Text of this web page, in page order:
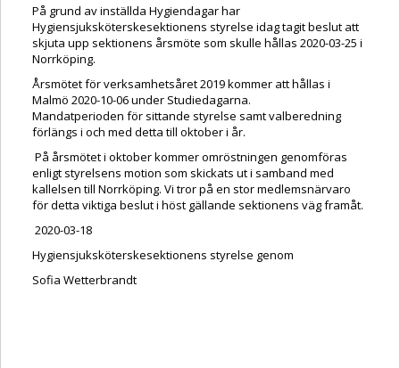
På grund av inställda Hygiendagar har
Hygiensjuksköterskesektionens styrelse idag tagit beslut att
skjuta upp sektionens årsmöte som skulle hållas 2020-03-25 i
Norrköping.
Årsmötet för verksamhetsåret 2019 kommer att hållas i
Malmö 2020-10-06 under Studiedagarna.
Mandatperioden för sittande styrelse samt valberedning
förlängs i och med detta till oktober i år.
På årsmötet i oktober kommer omröstningen genomföras
enligt styrelsens motion som skickats ut i samband med
kallelsen till Norrköping. Vi tror på en stor medlemsnärvaro
för detta viktiga beslut i höst gällande sektionens väg framåt.
2020-03-18
Hygiensjuksköterskesektionens styrelse genom
Sofia Wetterbrandt